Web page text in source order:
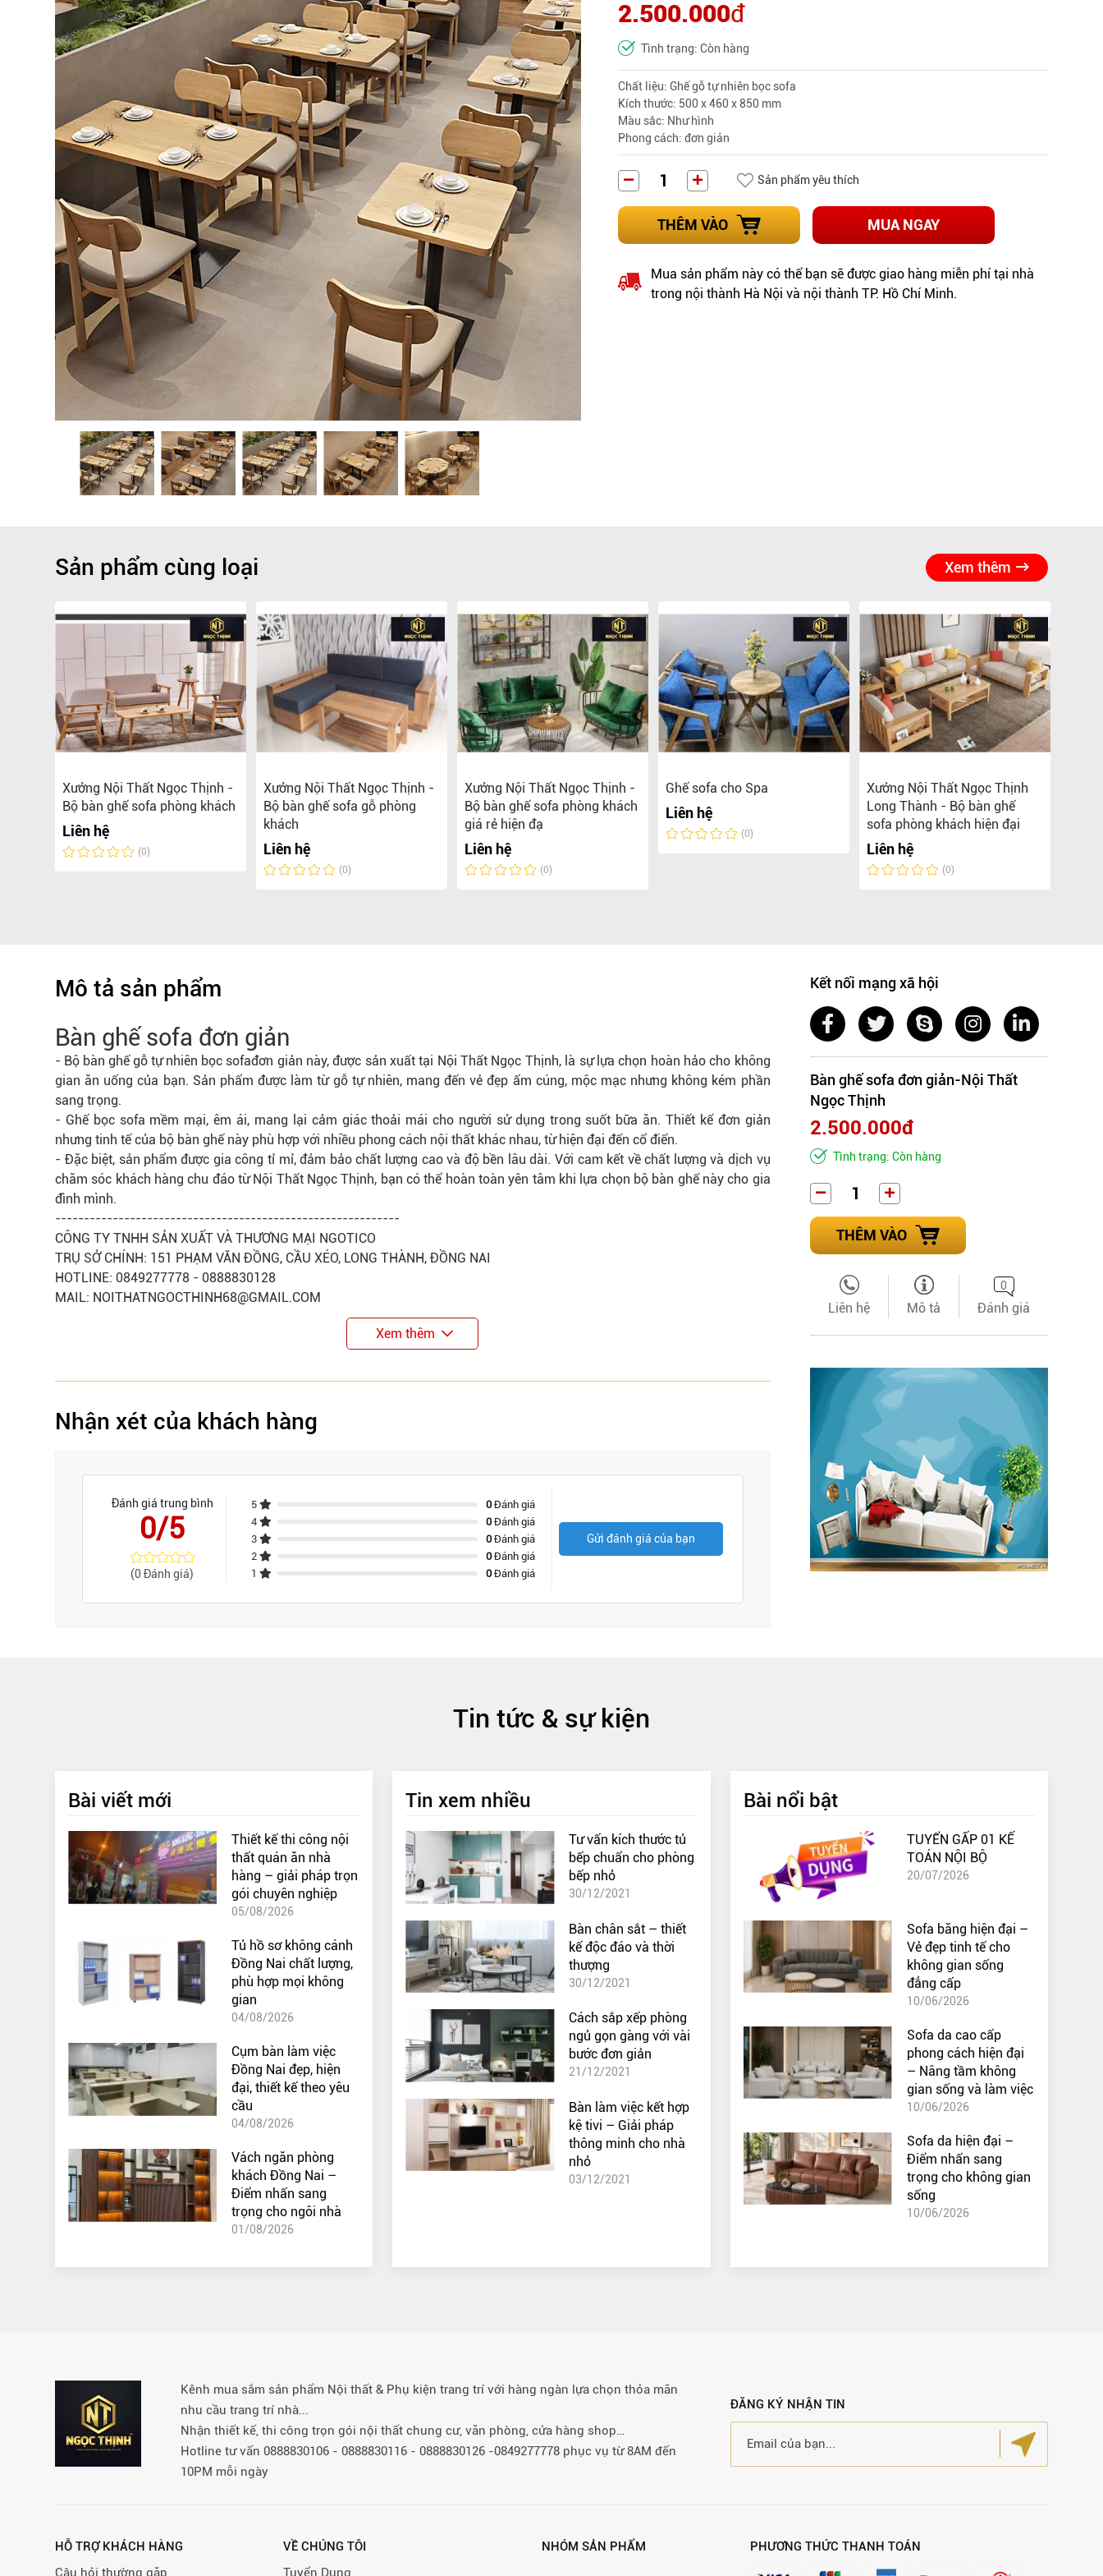
Bếp từ-Bếp hồng ngoại
Chậu rửa bát
Ray trượt – bản lề – tay nắm cửa
Phụ kiện tủ bếp dưới
Giá để bát đĩa đa năng
Giá để dao thớt
Kệ để chất tẩy rửa
Kệ góc liên hoàn
2.500.000đ
Tình trạng: Còn hàng
Chất liệu: Ghế gỗ tự nhiên bọc sofa
Kích thước: 500 x 460 x 850 mm
Màu sắc: Như hình
Phong cách: đơn giản
Sản phẩm yêu thích
THÊM VÀO MUA NGAY
Mua sản phẩm này có thể bạn sẽ được giao hàng miễn phí tại nhà
trong nội thành Hà Nội và nội thành TP. Hồ Chí Minh.
Sản phẩm cùng loại Xem thêm
Xưởng Nội Thất Ngọc Thịnh -
Bộ bàn ghế sofa phòng khách
Liên hệ
(0)
Xưởng Nội Thất Ngọc Thịnh -
Bộ bàn ghế sofa gỗ phòng
khách
Liên hệ
(0)
Xưởng Nội Thất Ngọc Thịnh -
Bộ bàn ghế sofa phòng khách
giá rẻ hiện đạ
Liên hệ
(0)
Ghế sofa cho Spa
Liên hệ
(0)
Xưởng Nội Thất Ngọc Thịnh
Long Thành - Bộ bàn ghế
sofa phòng khách hiện đại
Liên hệ
(0)
Mô tả sản phẩm
Bàn ghế sofa đơn giản
- Bộ bàn ghế gỗ tự nhiên bọc sofađơn giản này, được sản xuất tại Nội Thất Ngọc Thịnh, là sự lựa chọn hoàn hảo cho không
gian ăn uống của bạn. Sản phẩm được làm từ gỗ tự nhiên, mang đến vẻ đẹp ấm cúng, mộc mạc nhưng không kém phần
sang trọng.
- Ghế bọc sofa mềm mại, êm ái, mang lại cảm giác thoải mái cho người sử dụng trong suốt bữa ăn. Thiết kế đơn giản
nhưng tinh tế của bộ bàn ghế này phù hợp với nhiều phong cách nội thất khác nhau, từ hiện đại đến cổ điển.
- Đặc biệt, sản phẩm được gia công tỉ mỉ, đảm bảo chất lượng cao và độ bền lâu dài. Với cam kết về chất lượng và dịch vụ
chăm sóc khách hàng chu đáo từ Nội Thất Ngọc Thịnh, bạn có thể hoàn toàn yên tâm khi lựa chọn bộ bàn ghế này cho gia
đình mình.
------------------------------------------------------------
CÔNG TY TNHH SẢN XUẤT VÀ THƯƠNG MẠI NGOTICO
TRỤ SỞ CHÍNH: 151 PHẠM VĂN ĐỒNG, CẦU XÉO, LONG THÀNH, ĐỒNG NAI
HOTLINE: 0849277778 - 0888830128
MAIL: NOITHATNGOCTHINH68@GMAIL.COM
Xem thêm
Nhận xét của khách hàng
Đánh giá trung bình
0/5
(0 Đánh giá)
5 0Đánh giá
4
0Đánh giá
3
0Đánh giá
2
0Đánh giá
1
0Đánh giá
Gửi đánh giá của bạn
Kết nối mạng xã hội
Bàn ghế sofa đơn giản-Nội Thất
Ngọc Thịnh
2.500.000đ
Tình trạng: Còn hàng
THÊM VÀO
Liên hệ Mô tả
0
Đánh giá
Tin tức & sự kiện
Bài viết mới
Thiết kế thi công nội
thất quán ăn nhà
hàng – giải pháp trọn
gói chuyên nghiệp
05/08/2026
Tủ hồ sơ không cánh
Đồng Nai chất lượng,
phù hợp mọi không
gian
04/08/2026
Cụm bàn làm việc
Đồng Nai đẹp, hiện
đại, thiết kế theo yêu
cầu
04/08/2026
Vách ngăn phòng
khách Đồng Nai –
Điểm nhấn sang
trọng cho ngôi nhà
01/08/2026
Tin xem nhiều
Tư vấn kích thước tủ
bếp chuẩn cho phòng
bếp nhỏ
30/12/2021
Bàn chân sắt – thiết
kế độc đáo và thời
thượng
30/12/2021
Cách sắp xếp phòng
ngủ gọn gàng với vài
bước đơn giản
21/12/2021
Bàn làm việc kết hợp
kệ tivi – Giải pháp
thông minh cho nhà
nhỏ
03/12/2021
Bài nổi bật
TUYỂN GẤP 01 KẾ
TOÁN NỘI BỘ
20/07/2026
Sofa băng hiện đại –
Vẻ đẹp tinh tế cho
không gian sống
đẳng cấp
10/06/2026
Sofa da cao cấp
phong cách hiện đại
– Nâng tầm không
gian sống và làm việc
10/06/2026
Sofa da hiện đại –
Điểm nhấn sang
trọng cho không gian
sống
10/06/2026
Kênh mua sắm sản phẩm Nội thất & Phụ kiện trang trí với hàng ngàn lựa chọn thỏa mãn
nhu cầu trang trí nhà...
Nhận thiết kế, thi công trọn gói nội thất chung cư, văn phòng, cửa hàng shop…
Hotline tư vấn 0888830106 - 0888830116 - 0888830126 -0849277778 phục vụ từ 8AM đến
10PM mỗi ngày
ĐĂNG KÝ NHẬN TIN
HỖ TRỢ KHÁCH HÀNG
Câu hỏi thường gặp
VỀ CHÚNG TÔI
Tuyển Dụng
NHÓM SẢN PHẨM PHƯƠNG THỨC THANH TOÁN